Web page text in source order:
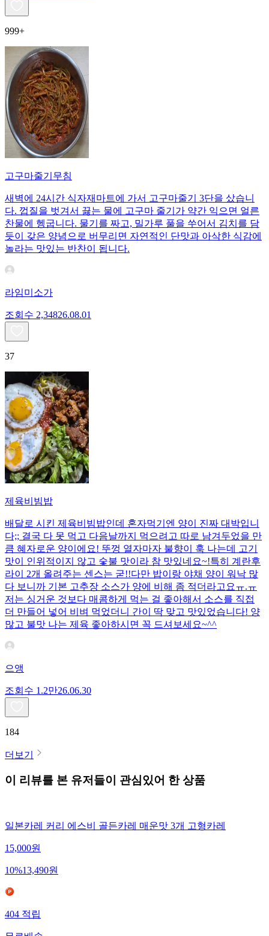
999+
고구마줄기무침
새벽에 24시간 식자재마트에 가서 고구마줄기 3단을 샀습니
다. 껍질을 벗겨서 끓는 물에 고구마 줄기가 약간 익으면 얼른
찬물에 헹굽니다. 물기를 짜고, 밀가루 풀을 쑤어서 김치를 담
듯이 갖은 양념으로 버무리면 자연적인 단맛과 아삭한 식감에
놀라는 맛있는 반찬이 됩니다.
라임미소가
조회수 2,34826.08.01
37
제육비빔밥
배달로 시킨 제육비빔밥인데 혼자먹기엔 양이 진짜 대박입니
다;; 결국 다 못 먹고 다음날까지 먹으려고 따로 남겨두었을 만
큼 혜자로운 양이에요! 뚜껑 열자마자 불향이 훅 나는데 고기
맛이 인위적이지 않고 숯불 맛이라 참 맛있네요~!특히 계란후
라이 2개 올려주는 센스는 굳!! ​다만 밥이랑 야채 양이 워낙 많
다 보니까 기본 고추장 소스가 양에 비해 좀 적더라고요ㅠ.ㅠ
저는 싱거운 것보다 매콤하게 먹는 걸 좋아해서 소스를 직접
더 만들어 넣어 비벼 먹었더니 간이 딱 맞고 맛있었습니다! 양
많고 불맛 나는 제육 좋아하시면 꼭 드셔보세요~^^
으앵
조회수 1.2만26.06.30
184
더보기
이 리뷰를 본 유저들이 관심있어 한 상품
일본카레 커리 에스비 골든카레 매운맛 3개 고형카레
15,000원
10%13,490원
404 적립